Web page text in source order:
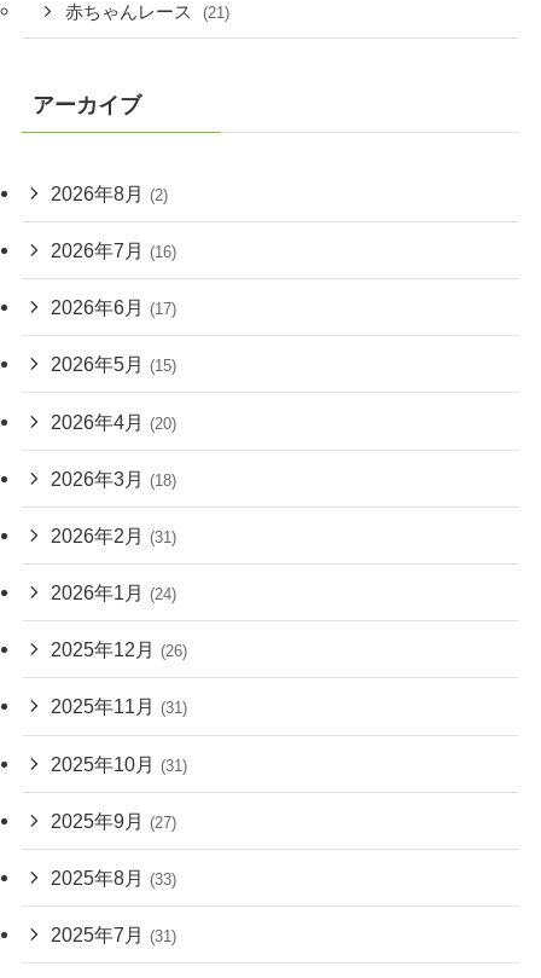
赤ちゃんレース (21)
アーカイブ
2026年8月 (2)
2026年7月 (16)
2026年6月 (17)
2026年5月 (15)
2026年4月 (20)
2026年3月 (18)
2026年2月 (31)
2026年1月 (24)
2025年12月 (26)
2025年11月 (31)
2025年10月 (31)
2025年9月 (27)
2025年8月 (33)
2025年7月 (31)